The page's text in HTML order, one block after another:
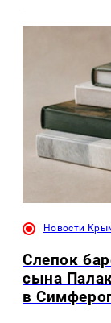
Новости
Слепок
сына
в